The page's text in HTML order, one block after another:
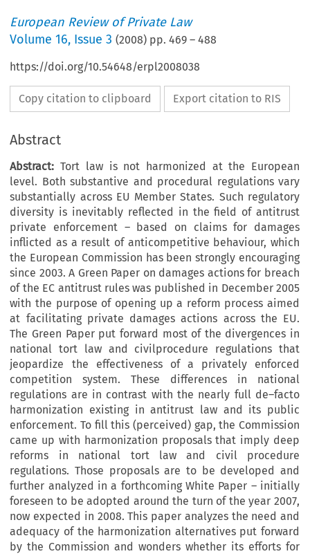
European Review of Private Law
Volume16, Issue 3 (2008) pp.469 –488
https://doi.org/10.54648/erpl2008038
Copy citation to clipboard Export citation to RIS
Abstract
Abstract:Tort law is not harmonized at the European
level. Both substantive and procedural regulations vary
substantially across EU Member States. Such regulatory
diversity is inevitably reflected in the field of antitrust
private enforcement – based on claims for damages
inflicted as a result of anticompetitive behaviour, which
the European Commission has been strongly encouraging
since 2003. A Green Paper on damages actions for breach
of the EC antitrust rules was published in December 2005
with the purpose of opening up a reform process aimed
at facilitating private damages actions across the EU.
The Green Paper put forward most of the divergences in
national tort law and civilprocedure regulations that
jeopardize the effectiveness of a privately enforced
competition system. These differences in national
regulations are in contrast with the nearly full de–facto
harmonization existing in antitrust law and its public
enforcement. To fill this (perceived) gap, the Commission
came up with harmonization proposals that imply deep
reforms in national tort law and civil procedure
regulations. Those proposals are to be developed and
further analyzed in a forthcoming White Paper – initially
foreseen to be adopted around the turn of the year 2007,
now expected in 2008. This paper analyzes the need and
adequacy of the harmonization alternatives put forward
by the Commission and wonders whether its efforts for